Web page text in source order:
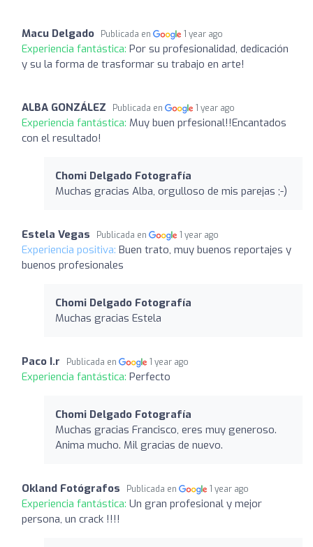
Macu Delgado Publicada en 1 year ago
Experiencia fantástica: Por su profesionalidad, dedicación
y su la forma de trasformar su trabajo en arte!
ALBA GONZÁLEZ Publicada en 1 year ago
Experiencia fantástica: Muy buen prfesional!!Encantados
con el resultado!
Chomi Delgado Fotografía
Muchas gracias Alba, orgulloso de mis parejas ;-)
Estela Vegas Publicada en 1 year ago
Experiencia positiva: Buen trato, muy buenos reportajes y
buenos profesionales
Chomi Delgado Fotografía
Muchas gracias Estela
Paco I.r Publicada en 1 year ago
Experiencia fantástica: Perfecto
Chomi Delgado Fotografía
Muchas gracias Francisco, eres muy generoso.
Anima mucho. Mil gracias de nuevo.
Okland Fotógrafos Publicada en 1 year ago
Experiencia fantástica: Un gran profesional y mejor
persona, un crack !!!!